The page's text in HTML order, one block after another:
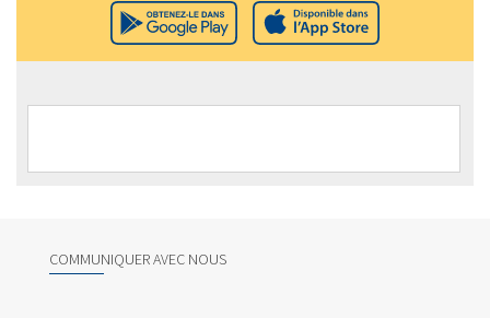
COMMUNIQUER AVEC NOUS